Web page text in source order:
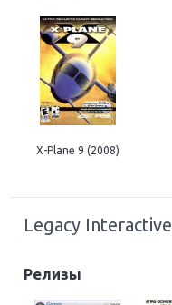
X-Plane 9 (2008)
Legacy Interactive
Релизы